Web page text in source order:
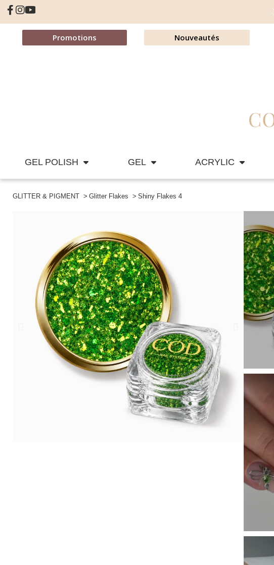
Promotions Nouveautés
GEL POLISH GEL ACRYLIC
GLITTER & PIGMENT Glitter Flakes Shiny Flakes 4